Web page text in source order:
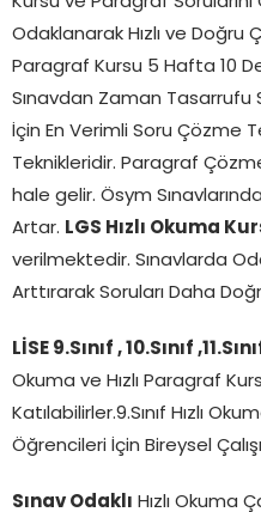
Odaklanarak Hızlı ve Doğru
Paragraf Kursu 5 Hafta 10
Sınavdan Zaman
İçin En Verimli Soru Çözme
Teknikleridir. Paragraf
hale gelir. Ösym
Artar. LGS Hızlı Okuma
verilmektedir. Sınavlarda
Arttırarak Soruları Daha
LİSE 9.Sınıf , 10.Sınıf
Okuma ve Hızlı Paragraf
Katılabilirler.9.Sınıf Hızlı
Öğrencileri İçin Bireysel
Sınav Odaklı
Hızlı Okuma